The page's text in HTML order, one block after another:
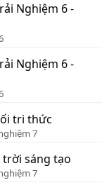
Nghiệm 6 -
Nghiệm 6 -
tri thức
7
trời sáng tạo
7